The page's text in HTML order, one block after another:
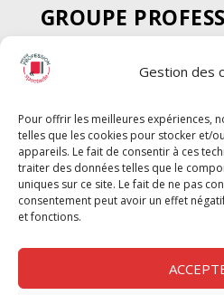
Gestion des
Pour offrir les meilleures expériences,
telles que les cookies pour stocker et/
appareils. Le fait de consentir à ces
traiter des données telles que le
uniques sur ce site. Le fait de ne pas
consentement peut avoir un effet
et fonctions.
GROUPE
SPECTACLE
Chèque Intermittents
Chèque Compta
Chèque Emploi Spectacle
G-Pods
Profession Audio-visuel